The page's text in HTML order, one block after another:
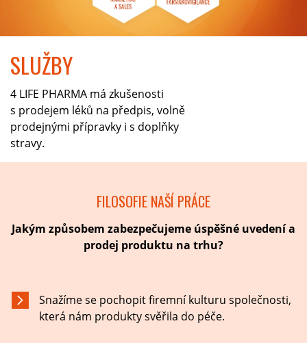
SLUŽBY
4 LIFE PHARMA má zkušenosti
s prodejem léků na předpis, volně
prodejnými přípravky i s doplňky
stravy.
FILOSOFIE NAŠÍ PRÁCE
Jakým způsobem zabezpečujeme úspěšné uvedení a
prodej produktu na trhu?
Snažíme se pochopit firemní kulturu společnosti,
která nám produkty svěřila do péče.